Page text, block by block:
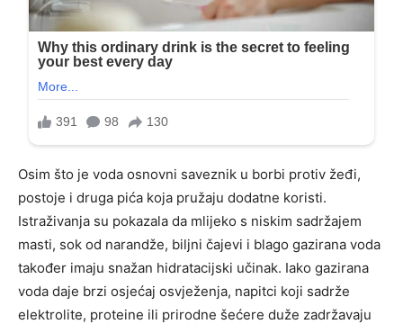
Osim što je voda osnovni saveznik u borbi protiv žeđi,
postoje i druga pića koja pružaju dodatne koristi.
Istraživanja su pokazala da mlijeko s niskim sadržajem
masti, sok od narandže, biljni čajevi i blago gazirana voda
također imaju snažan hidratacijski učinak. Iako gazirana
voda daje brzi osjećaj osvježenja, napitci koji sadrže
elektrolite, proteine ili prirodne šećere duže zadržavaju